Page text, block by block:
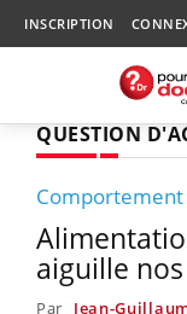
INSCRIPTION
QUESTION
aiguille
Par Jean-